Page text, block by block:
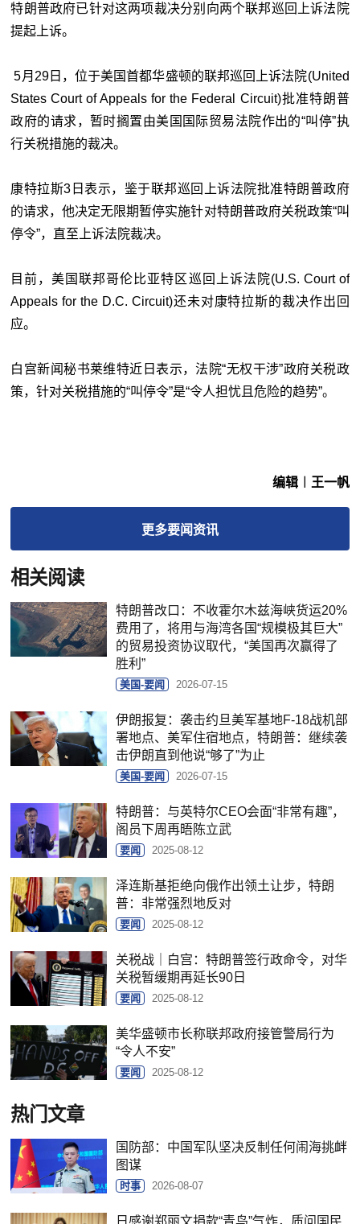
特朗普政府已针对这两项裁决分别向两个联邦巡回上诉法院
提起上诉。
5月29日，位于美国首都华盛顿的联邦巡回上诉法院(United
States Court of Appeals for the Federal Circuit)批准特朗普
政府的请求，暂时搁置由美国国际贸易法院作出的“叫停”执
行关税措施的裁决。
康特拉斯3日表示，鉴于联邦巡回上诉法院批准特朗普政府
的请求，他决定无限期暂停实施针对特朗普政府关税政策“叫
停令”，直至上诉法院裁决。
目前，美国联邦哥伦比亚特区巡回上诉法院(U.S. Court of
Appeals for the D.C. Circuit)还未对康特拉斯的裁决作出回
应。
白宫新闻秘书莱维特近日表示，法院“无权干涉”政府关税政
策，针对关税措施的“叫停令”是“令人担忧且危险的趋势”。
编辑︱王一帆
更多要闻资讯
相关阅读
特朗普改口：不收霍尔木兹海峡货运20%
费用了，将用与海湾各国“规模极其巨大”
的贸易投资协议取代，“美国再次赢得了
胜利”
美国-要闻 2026-07-15
伊朗报复：袭击约旦美军基地F-18战机部
署地点、美军住宿地点，特朗普：继续袭
击伊朗直到他说“够了”为止
美国-要闻 2026-07-15
特朗普：与英特尔CEO会面“非常有趣”，
阁员下周再晤陈立武
要闻 2025-08-12
泽连斯基拒绝向俄作出领土让步，特朗
普：非常强烈地反对
要闻 2025-08-12
关税战｜白宫：特朗普签行政命令，对华
关税暂缓期再延长90日
要闻 2025-08-12
美华盛顿市长称联邦政府接管警局行为
“令人不安”
要闻 2025-08-12
热门文章
国防部：中国军队坚决反制任何闹海挑衅
图谋
时事 2026-08-07
日感谢郑丽文捐款“青鸟”气炸，质问国民